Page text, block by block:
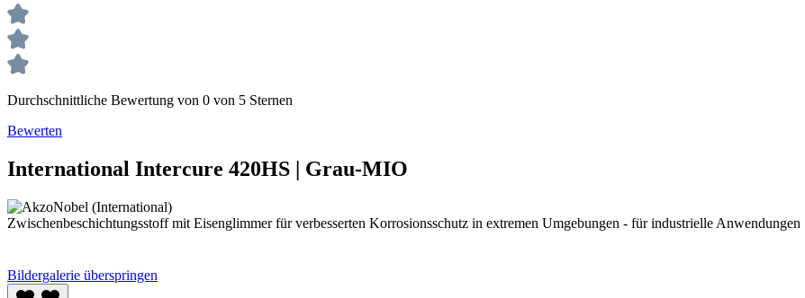
Durchschnittliche Bewertung von 0 von 5 Sternen
Bewerten
International Intercure 420HS | Grau-MIO
Zwischenbeschichtungsstoff mit Eisenglimmer für verbesserten Korrosionsschutz in extremen Umgebungen - für industrielle Anwendungen
Bildergalerie überspringen